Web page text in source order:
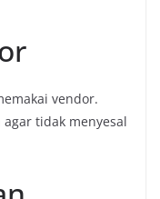
vendor.
tidak menyesal